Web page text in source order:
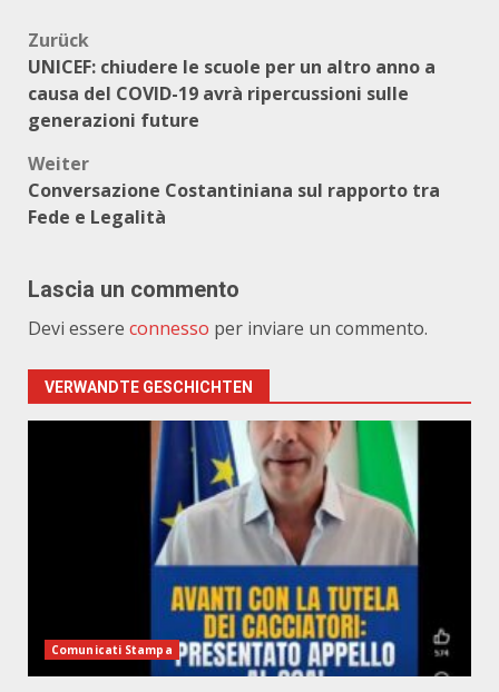
Beitragsnavigation
Zurück
UNICEF: chiudere le scuole per un altro anno a
causa del COVID-19 avrà ripercussioni sulle
generazioni future
Weiter
Conversazione Costantiniana sul rapporto tra
Fede e Legalità
Lascia un commento
Devi essere connesso per inviare un commento.
VERWANDTE GESCHICHTEN
Comunicati Stampa